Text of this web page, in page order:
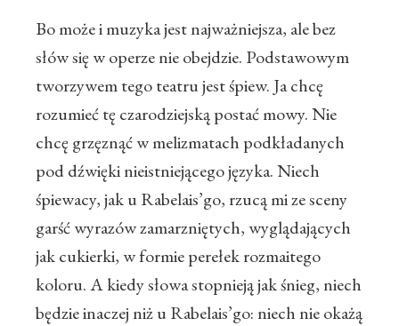
Bo może i muzyka jest najważniejsza, ale bez
słów się w operze nie obejdzie. Podstawowym
tworzywem tego teatru jest śpiew. Ja chcę
rozumieć tę czarodziejską postać mowy. Nie
chcę grzęznąć w melizmatach podkładanych
pod dźwięki nieistniejącego języka. Niech
śpiewacy, jak u Rabelais’go, rzucą mi ze sceny
garść wyrazów zamarzniętych, wyglądających
jak cukierki, w formie perełek rozmaitego
koloru. A kiedy słowa stopnieją jak śnieg, niech
będzie inaczej niż u Rabelais’go: niech nie okażą